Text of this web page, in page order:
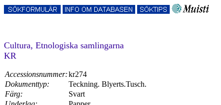
Cultura, Etnologiska samlingarna
KR
Accessionsnummer:kr274
Dokumenttyp:
Teckning. Blyerts.Tusch.
Färg:
Svart